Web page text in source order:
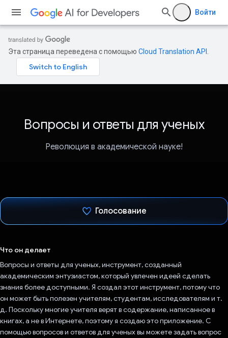
Войти
Эта страница переведена с помощью Cloud Translation API
Вопросы и ответы для ученых
Революция в академической науке!
Голосование
Что он делает
Вопросы и ответы для ученых, инструмент, созданный
академическим энтузиастом, который увлечен идеей сделать
знания более доступными. Я создал этот инструмент, потому что
он может быть полезен учителям, студентам, исследователям и т.
д. Поскольку многие учителя верят в содержание, написанное в
книгах, а не в Интернете, поэтому я создаю это приложение. С
помощью вопросов и ответов для ученых вы можете задать вопрос